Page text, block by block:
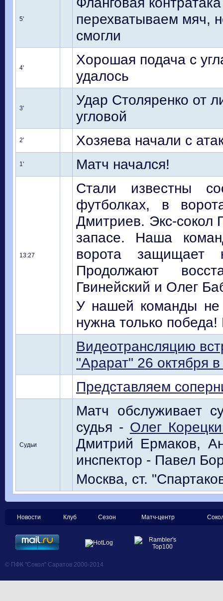
5'
перехватываем мяч,
смогли
4'
Хорошая подача с
удалось
3'
Удар Столяренко от
угловой
2' Хозяева начали с
1' Матч начался!
13:27
Стали известны
футболках, в
Дмитриев. Экс-сокол
запасе. Наша
ворота защищает
Продолжают
Гвинейский и Олег
У нашей команды не
нужна только
Видеотрансляцию
"Арарат" 26 октября
Представляем
Судьи
Матч обслуживает
судья - Олег
Дмитрий Ермаков,
инспектор - Павел
Москва, ст.
Новости Клуб Сезон Матч-центр
© ПФК "Сокол" Саратов 2000-2014